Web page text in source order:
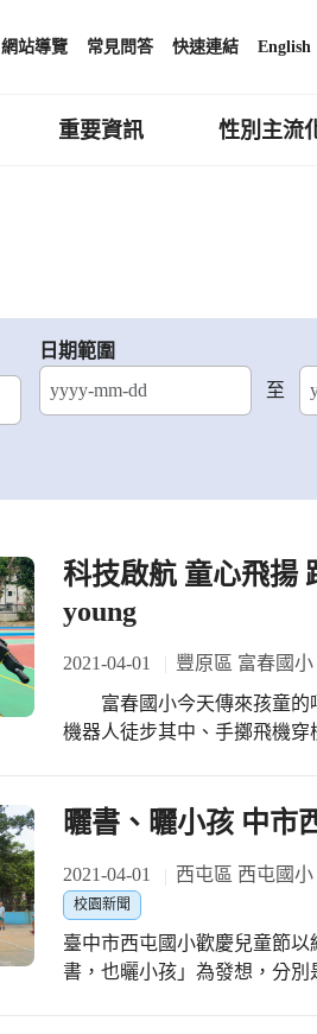
網站導覽 常見問答 快速連結 English
重要資訊 性別主流
日期範圍
至
結束日期
科技啟航 童心飛揚
young
2021-04-01 豐原區 富春國
富春國小今天傳來孩童的
機器人徒步其中、手擲飛機
一較高下，幼兒園則是以整
飛盤敲響飛盤高爾夫球柱後
蒞臨，楊振昇局長特別到場，
當創新、防疫超前部署令人放
好、有禮貌、有信心。」局長
曬書、曬小孩 中市
2021-04-01 西屯區 西屯國
校園新聞
臺中市西屯國小歡慶兒童節
書，也曬小孩」為發想，分別